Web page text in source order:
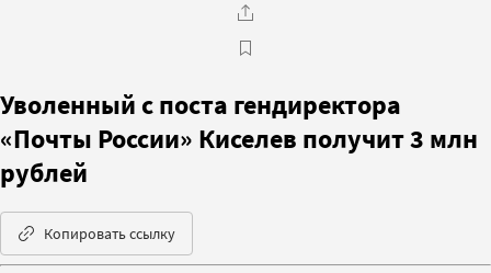
Уволенный с поста гендиректора
«Почты России» Киселев получит 3 млн
рублей
Копировать ссылку